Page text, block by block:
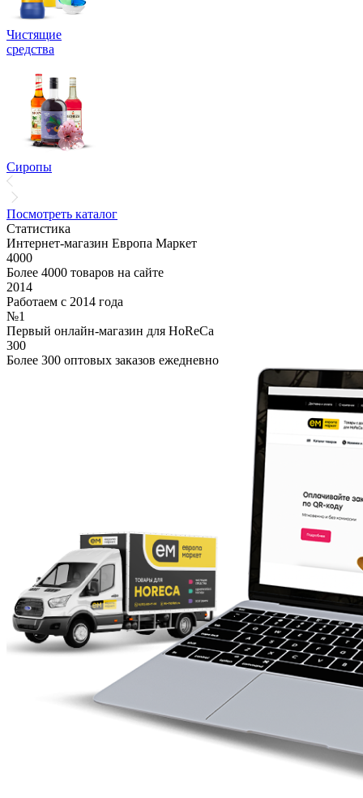
Чистящие
средства
Сиропы
Посмотреть каталог
Статистика
Интернет-магазин Европа Маркет
4000
Более 4000 товаров на сайте
2014
Работаем с 2014 года
№1
Первый онлайн-магазин для HoReCa
300
Более 300 оптовых заказов ежедневно